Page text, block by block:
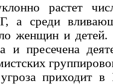
растет
а среди
женщин и
и пресечена
угроза приходит